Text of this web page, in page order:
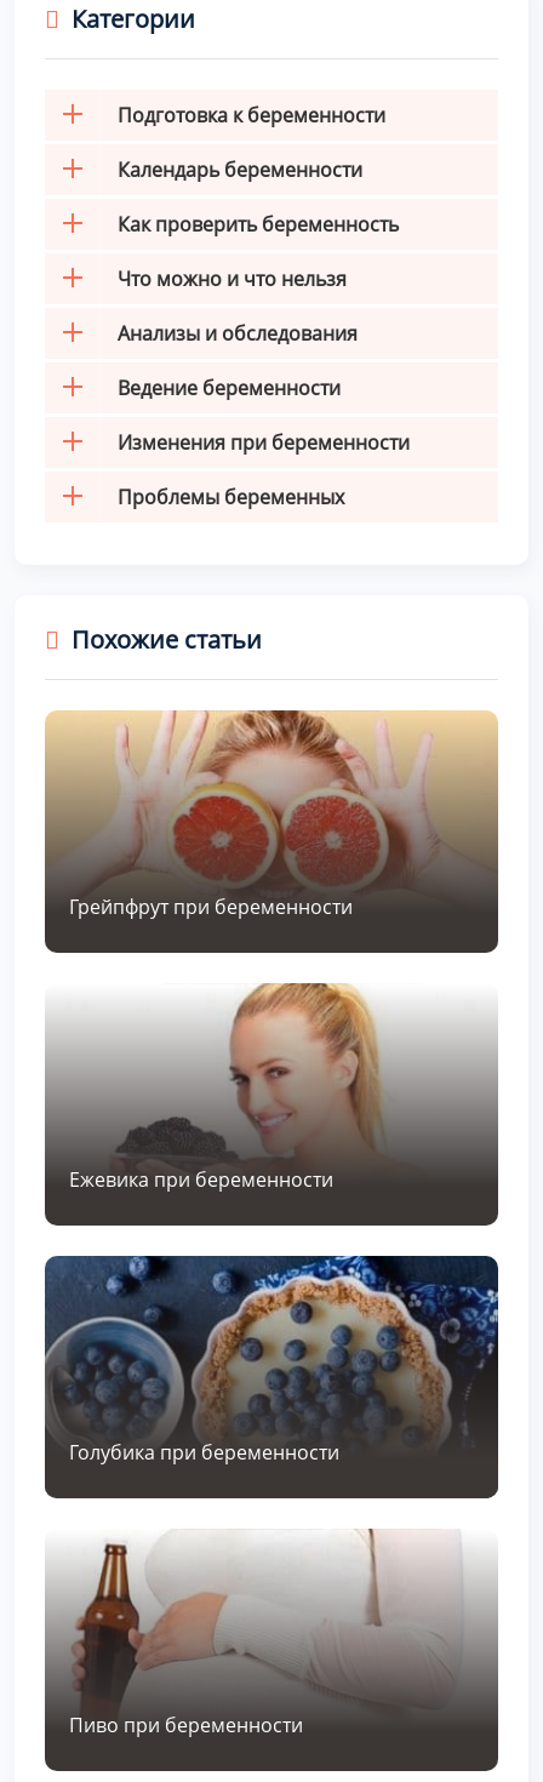
Категории
Подготовка к беременности
Календарь беременности
Как проверить беременность
Что можно и что нельзя
Анализы и обследования
Ведение беременности
Изменения при беременности
Проблемы беременных
Похожие статьи
Грейпфрут при беременности
Ежевика при беременности
Голубика при беременности
Пиво при беременности